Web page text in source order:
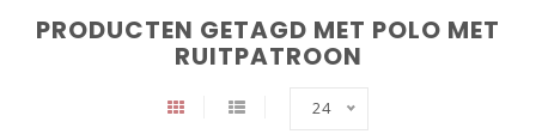
PRODUCTEN GETAGD MET POLO MET
RUITPATROON
24